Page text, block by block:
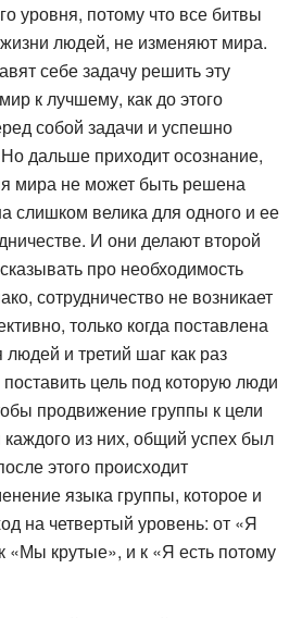
уровня, потому что все битвы
людей, не изменяют мира.
себе задачу решить эту
к лучшему, как до этого
собой задачи и успешно
дальше приходит осознание,
мира не может быть решена
слишком велика для одного и ее
И они делают второй
про необходимость
сотрудничество не возникает
только когда поставлена
и третий шаг как раз
цель под которую люди
продвижение группы к цели
из них, общий успех был
этого происходит
языка группы, которое и
на четвертый уровень: от «Я
«Мы крутые», и к «Я есть потому